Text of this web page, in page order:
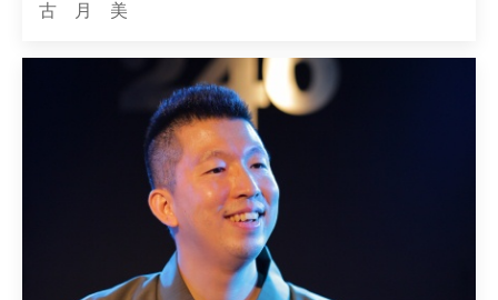
古 月 美